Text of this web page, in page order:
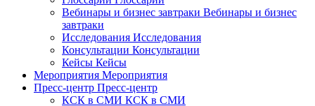
Вебинары и бизнес завтраки Вебинары и бизнес
завтраки
Исследования Исследования
Консультации Консультации
Кейсы Кейсы
Мероприятия Мероприятия
Пресс-центр Пресс-центр
КСК в СМИ КСК в СМИ